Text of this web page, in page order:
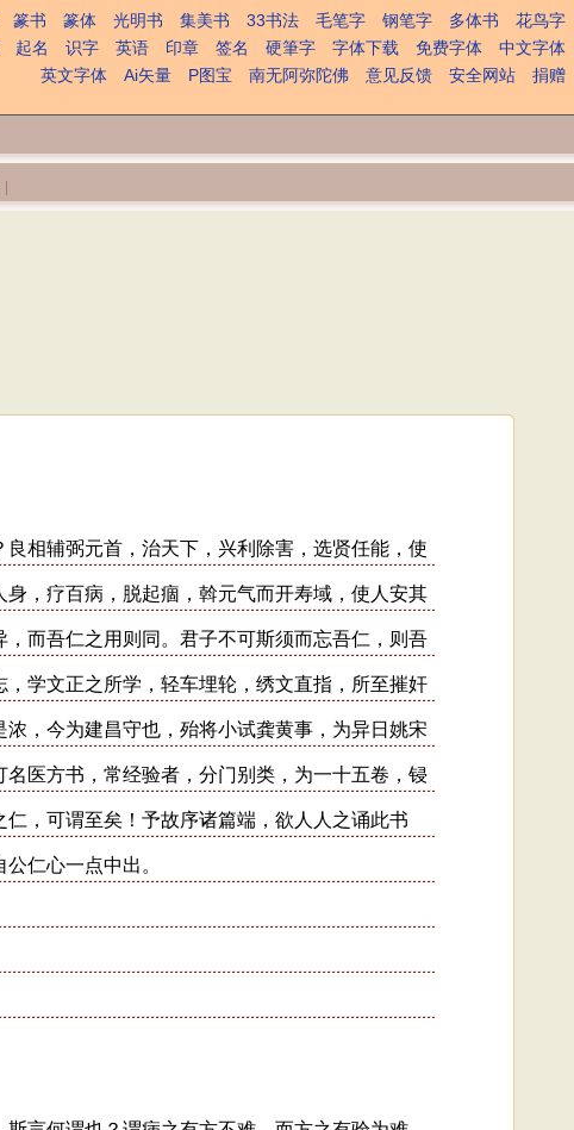
篆书 篆体 光明书 集美书 33书法 毛笔字 钢笔字 多体书
花鸟字
起名 识字 英语 印章 签名 硬筆字 字体下载 免费字体
中文字体
英文字体
Ai矢量 P图宝 南无阿弥陀佛 意见反馈 安全网站
捐赠